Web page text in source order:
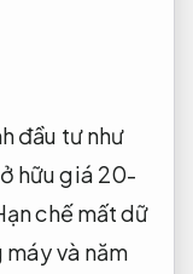
đầu tư như
hữu giá 20-
chế mất dữ
và năm